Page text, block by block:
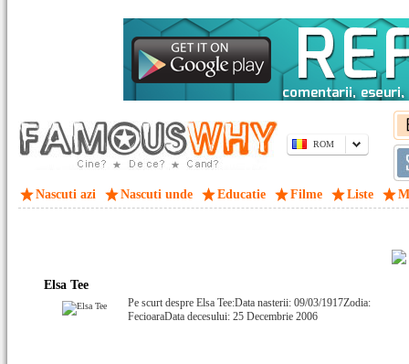
ROM
Nascuti azi Nascuti unde Educatie Filme Liste
Elsa Tee
Pe scurt despre Elsa Tee:Data nasterii: 09/03/1917Zodia:
FecioaraData decesului: 25 Decembrie 2006